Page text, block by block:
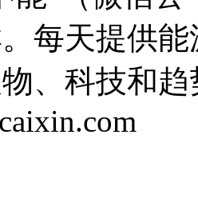
每天提供
、科技和